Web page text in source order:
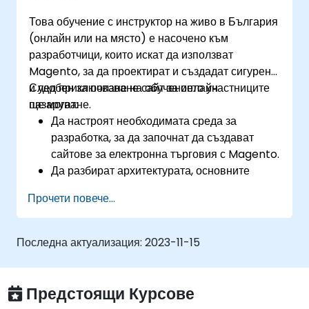
Това обучение с инструктор на живо в България
(онлайн или на място) е насочено към
разработчици, които искат да използват
Magento, за да проектират и създадат сигурен
и удобен за ползване сайт за онлайн
пазаруване.
След приключване на обучението участниците
ще могат:
Да настроят необходимата среда за
разработка, за да започнат да създават
сайтове за електронна търговия с Magento.
Да разбират архитектурата, основните
структура в Magento.
Да разработят функционален и стабилен
онлайн магазин чрез персонализиране на
компонентите и модулите на Magento.
Да приложат практики за подобряване на
сигурността в Magento, за да се намалят
уязвимостите и потенциалните кибератаки.
Прочети повече...
Последна актуализация: 2023-11-15
Предстоящи Курсове